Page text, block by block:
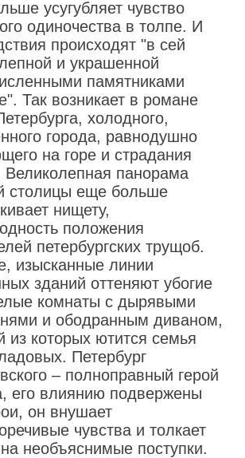
усугубляет чувство
одиночества в толпе. И
происходят "в сей
и украшенной
памятниками
Так возникает в романе
холодного,
города, равнодушно
на горе и страдания
панорама
столицы еще больше
нищету,
положения
петербургских трущоб.
изысканные линии
зданий оттеняют убогие
комнаты с дырявыми
и ободранным диваном,
из которых ютится семья
Петербург
– полноправный герой
его влиянию подвержены
он внушает
чувства и толкает
необъяснимые поступки.